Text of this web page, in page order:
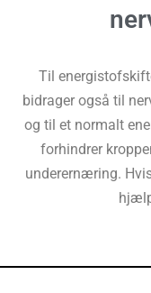
Til
bidrager også til
og til et normalt
forhindrer
underernæring.